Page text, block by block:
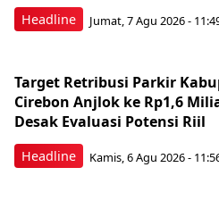
Headline Jumat, 7 Agu 2026 -
Headline
Target Retribusi Parkir
Cirebon Anjlok ke Rp1,6
Desak Evaluasi Potensi Riil
Kamis, 6 Agu 2026 -